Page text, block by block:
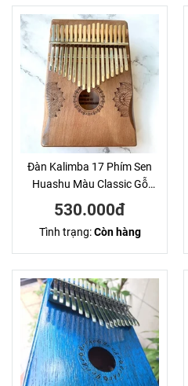
Đàn Kalimba 17 Phím Sen
Huashu Màu Classic Gỗ
Mahogany Bo Eo
530.000đ
Tình trạng:Còn hàng